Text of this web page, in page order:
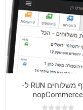
תוסף משלוחים RUN ל-
nopCommerce